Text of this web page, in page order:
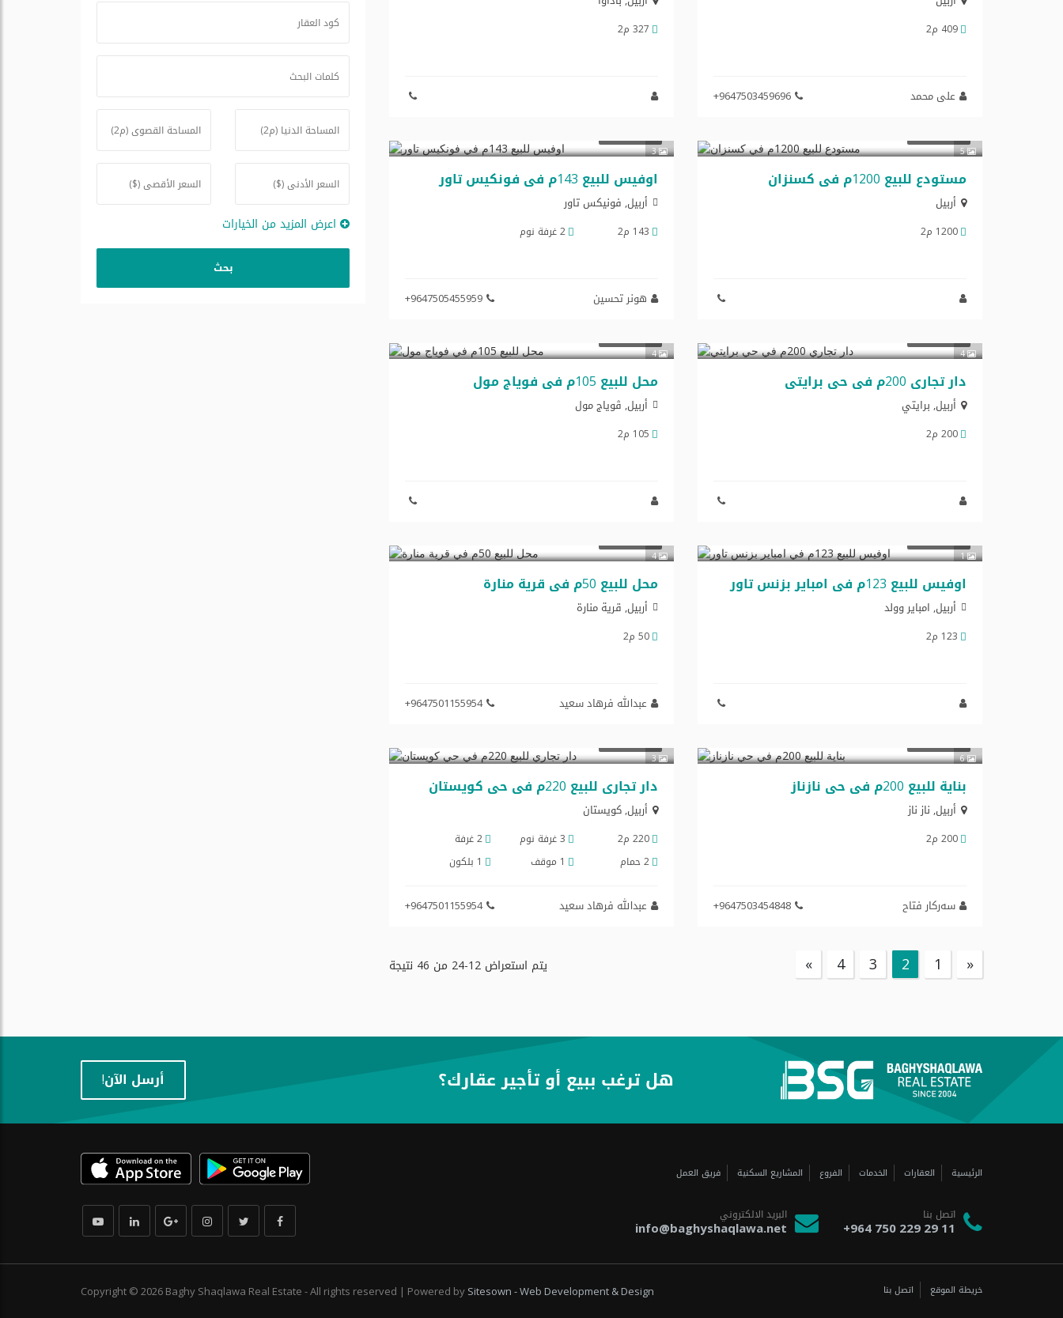
409 م2
علی محمد +9647503459696
327 م2
5
مستودع للبیع 1200م في کسنزان
أربيل
1200 م2
3
اوفیس للبیع 143م في فونکیس تاور
أربيل, فونیکس تاور
143 م2 2 غرفة نوم
هونر تحسين +9647505455959
4
دار تجاري 200م في حي برایتي
أربيل, برايتي
200 م2
4
محل للبيع 105م في فوياج مول
أربيل, ڤویاج مول
105 م2
1
اوفیس للبیع 123م في امبایر بزنس تاور
أربيل, امبایر وولد
123 م2
4
محل للبیع 50م في قریة منارة
أربيل, قریة منارة
50 م2
عبدالله فرهاد سعید +9647501155954
6
بنایة للبیع 200م في حي نازناز
أربيل, ناز ناز
200 م2
سەرکار فتاح +9647503454848
3
دار تجاري للبیع 220م في حي کویستان
أربيل,کویستان
220 م2 3 غرفة نوم
2 غرفة
2 حمام
1 موقف 1 بلكون
عبدالله فرهاد سعید +9647501155954
«
1
2
3
4
» يتم استعراض 12-24 من 46 نتيجة
اعرض المزيد من الخيارات
هل ترغب ببيع أو تأجير عقارك؟ أرسل الآن!
الرئيسية العقارات الخدمات الفروع المشاريع السكنية فريق العمل
اتصل بنا
+964 750 229 29 11
البريد الالكتروني
info@baghyshaqlawa.net
Copyright © 2026 Baghy Shaqlawa Real Estate - All rights reserved | Powered by Sitesown - Web Development & Design خريطة الموقع اتصل بنا